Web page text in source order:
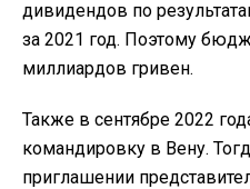
дивидендов по
за 2021 год. Поэтому
миллиардов гривен.
Также в сентябре 2022
командировку в Вену.
приглашении